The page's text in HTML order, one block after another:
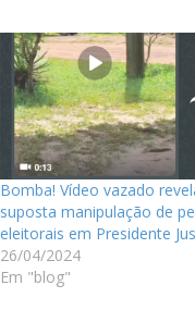
Bomba! Vídeo vazado
suposta manipulação de
eleitorais em Presidente
26/04/2024
Em "blog"